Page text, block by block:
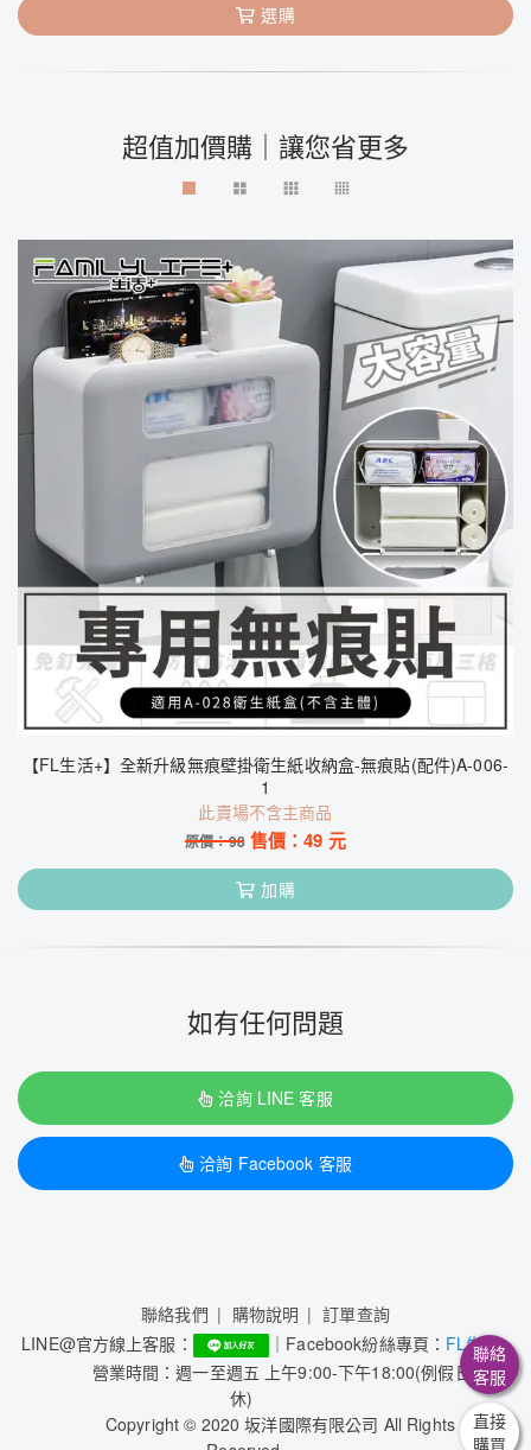
選購
超值加價購｜讓您省更多
【FL生活+】全新升級無痕壁掛衛生紙收納盒-無痕貼(配件)A-006-
1
此賣場不含主商品
原價：98 售價：49 元
加購
如有任何問題
洽詢 LINE 客服
洽詢 Facebook 客服
聯絡我們 購物說明
訂單查詢
LINE@官方線上客服：
｜Facebook紛絲專頁： FL生活+
營業時間：週一至週五 上午9:00-下午18:00(例假日公
休)
Copyright © 2020 坂洋國際有限公司 All Rights
聯絡
客服
直接
購買